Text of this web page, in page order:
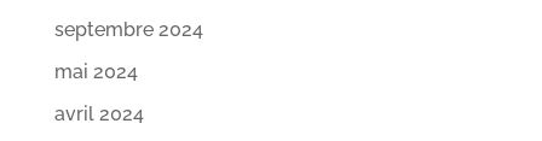
septembre 2024
mai 2024
avril 2024